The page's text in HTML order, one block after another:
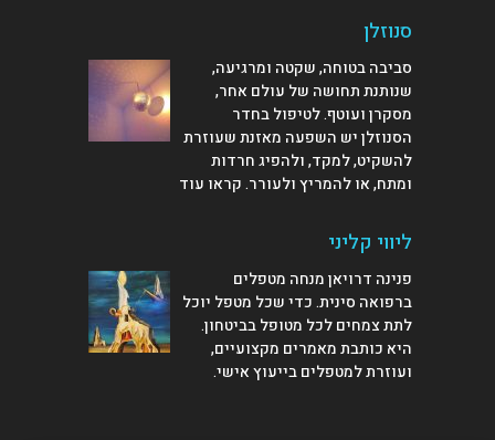
סנוזלן
סביבה בטוחה, שקטה ומרגיעה,
שנותנת תחושה של עולם אחר,
מסקרן ועוטף. לטיפול בחדר
הסנוזלן יש השפעה מאזנת שעוזרת
להשקיט, למקד, ולהפיג חרדות
ומתח, או להמריץ ולעורר.קראו עוד
ליווי קליני
פנינה דרויאן מנחה מטפלים
ברפואה סינית. כדי שכל מטפל יוכל
לתת צמחים לכל מטופל בביטחון.
היא כותבת מאמרים מקצועיים,
ועוזרת למטפליםבייעוץ אישי.